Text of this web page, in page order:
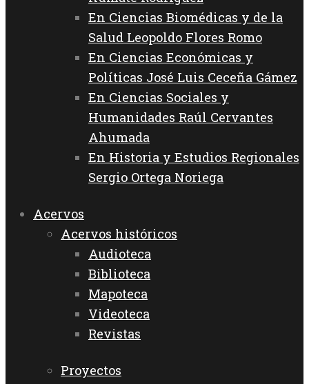
En Ciencias Biomédicas y de la
Salud Leopoldo Flores Romo
En Ciencias Económicas y
Políticas José Luis Ceceña Gámez
En Ciencias Sociales y
Humanidades Raúl Cervantes
Ahumada
En Historia y Estudios Regionales
Sergio Ortega Noriega
Acervos
Acervos históricos
Audioteca
Biblioteca
Mapoteca
Videoteca
Revistas
Proyectos